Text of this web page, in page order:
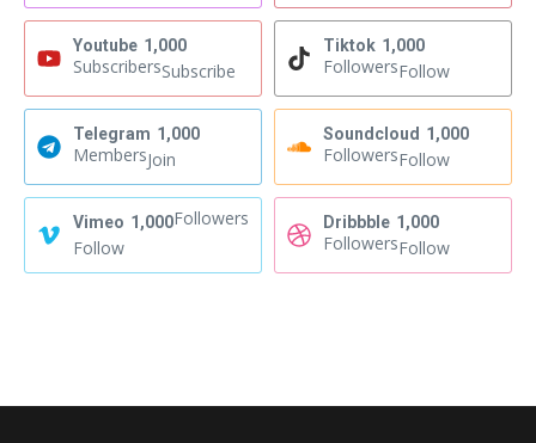
Youtube 1,000
SubscribersSubscribe
Tiktok 1,000
FollowersFollow
Telegram 1,000
MembersJoin
Soundcloud 1,000
FollowersFollow
Vimeo 1,000Followers
Follow
Dribbble 1,000
FollowersFollow